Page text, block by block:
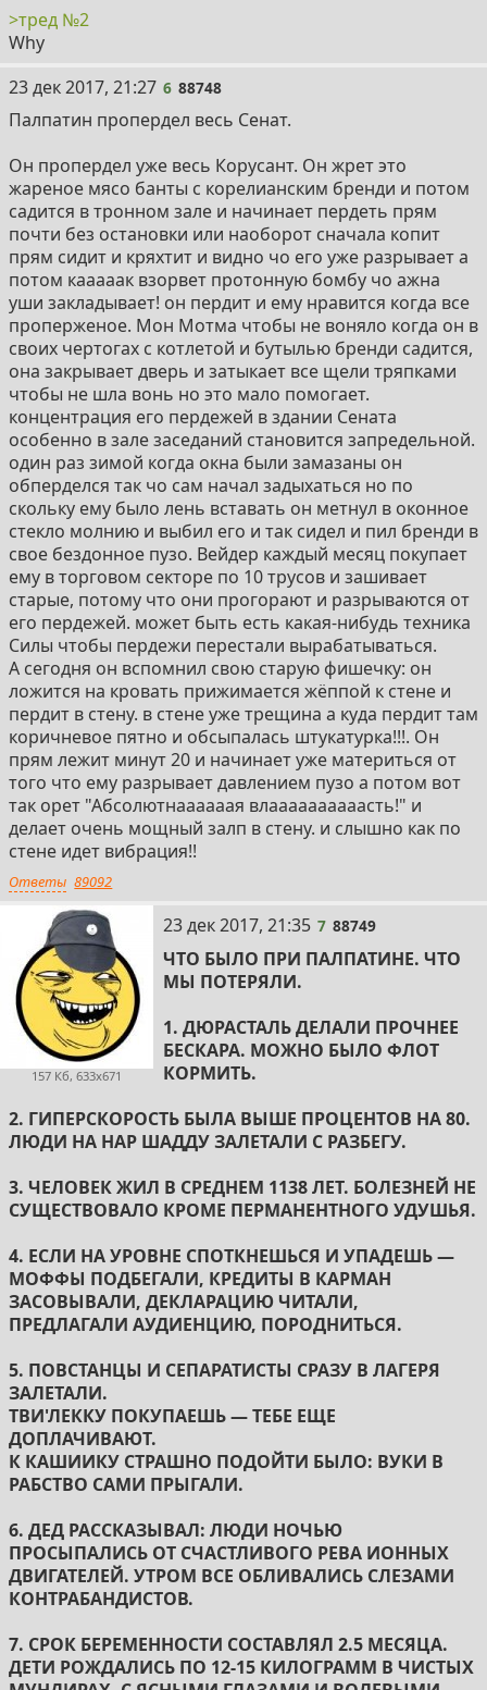
>тред №2
Why
6
23 дек 2017, 21:27 6 88748
Палпатин пропердел весь Сенат.
Он пропердел уже весь Корусант. Он жрет это
жареное мясо банты с корелианским бренди и потом
садится в тронном зале и начинает пердеть прям
почти без остановки или наоборот сначала копит
прям сидит и кряхтит и видно чо его уже разрывает а
потом кааааак взорвет протонную бомбу чо ажна
уши закладывает! он пердит и ему нравится когда все
проперженое. Мон Мотма чтобы не воняло когда он в
своих чертогах с котлетой и бутылью бренди садится,
она закрывает дверь и затыкает все щели тряпками
чтобы не шла вонь но это мало помогает.
концентрация его пердежей в здании Сената
особенно в зале заседаний становится запредельной.
один раз зимой когда окна были замазаны он
обперделся так чо сам начал задыхаться но по
скольку ему было лень вставать он метнул в оконное
стекло молнию и выбил его и так сидел и пил бренди в
свое бездонное пузо. Вейдер каждый месяц покупает
ему в торговом секторе по 10 трусов и зашивает
старые, потому что они прогорают и разрываются от
его пердежей. может быть есть какая-нибудь техника
Силы чтобы пердежи перестали вырабатываться.
А сегодня он вспомнил свою старую фишечку: он
ложится на кровать прижимается жёппой к стене и
пердит в стену. в стене уже трещина а куда пердит там
коричневое пятно и обсыпалась штукатурка!!!. Он
прям лежит минут 20 и начинает уже материться от
того что ему разрывает давлением пузо а потом вот
так орет "Абсолютнаааааая влаааааааааасть!" и
делает очень мощный залп в стену. и слышно как по
стене идет вибрация!!
Ответы 89092
157 Кб, 633x671
7
23 дек 2017, 21:35 7 88749
ЧТО БЫЛО ПРИ ПАЛПАТИНЕ. ЧТО
МЫ ПОТЕРЯЛИ.
1. ДЮРАСТАЛЬ ДЕЛАЛИ ПРОЧНЕЕ
БЕСКАРА. МОЖНО БЫЛО ФЛОТ
КОРМИТЬ.
2. ГИПЕРСКОРОСТЬ БЫЛА ВЫШЕ ПРОЦЕНТОВ НА 80.
ЛЮДИ НА НАР ШАДДУ ЗАЛЕТАЛИ С РАЗБЕГУ.
3. ЧЕЛОВЕК ЖИЛ В СРЕДНЕМ 1138 ЛЕТ. БОЛЕЗНЕЙ НЕ
СУЩЕСТВОВАЛО КРОМЕ ПЕРМАНЕНТНОГО УДУШЬЯ.
4. ЕСЛИ НА УРОВНЕ СПОТКНЕШЬСЯ И УПАДЕШЬ —
МОФФЫ ПОДБЕГАЛИ, КРЕДИТЫ В КАРМАН
ЗАСОВЫВАЛИ, ДЕКЛАРАЦИЮ ЧИТАЛИ,
ПРЕДЛАГАЛИ АУДИЕНЦИЮ, ПОРОДНИТЬСЯ.
5. ПОВСТАНЦЫ И СЕПАРАТИСТЫ СРАЗУ В ЛАГЕРЯ
ЗАЛЕТАЛИ.
ТВИ'ЛЕККУ ПОКУПАЕШЬ — ТЕБЕ ЕЩЕ
ДОПЛАЧИВАЮТ.
К КАШИИКУ СТРАШНО ПОДОЙТИ БЫЛО: ВУКИ В
РАБСТВО САМИ ПРЫГАЛИ.
6. ДЕД РАССКАЗЫВАЛ: ЛЮДИ НОЧЬЮ
ПРОСЫПАЛИСЬ ОТ СЧАСТЛИВОГО РЕВА ИОННЫХ
ДВИГАТЕЛЕЙ. УТРОМ ВСЕ ОБЛИВАЛИСЬ СЛЕЗАМИ
КОНТРАБАНДИСТОВ.
7. СРОК БЕРЕМЕННОСТИ СОСТАВЛЯЛ 2.5 МЕСЯЦА.
ДЕТИ РОЖДАЛИСЬ ПО 12-15 КИЛОГРАММ В ЧИСТЫХ